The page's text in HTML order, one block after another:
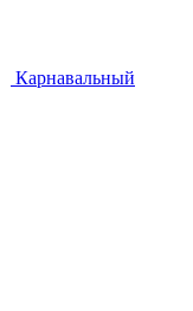
Карнавальный